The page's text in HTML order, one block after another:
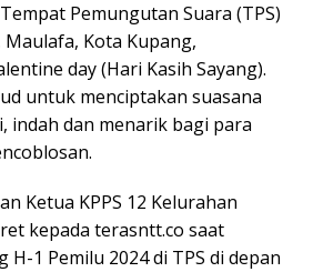
Tempat Pemungutan Suara (TPS)
Kota Kupang,
day (Hari Kasih Sayang).
untuk menciptakan suasana
indah dan menarik bagi para
Ketua KPPS 12 Kelurahan
kepada terasntt.co saat
H-1 Pemilu 2024 di TPS di depan